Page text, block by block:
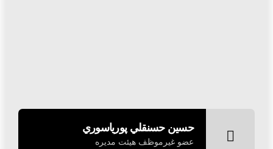
حسين حسنقلي پورياسوري
عضو غیرموظف هیئت مدیره